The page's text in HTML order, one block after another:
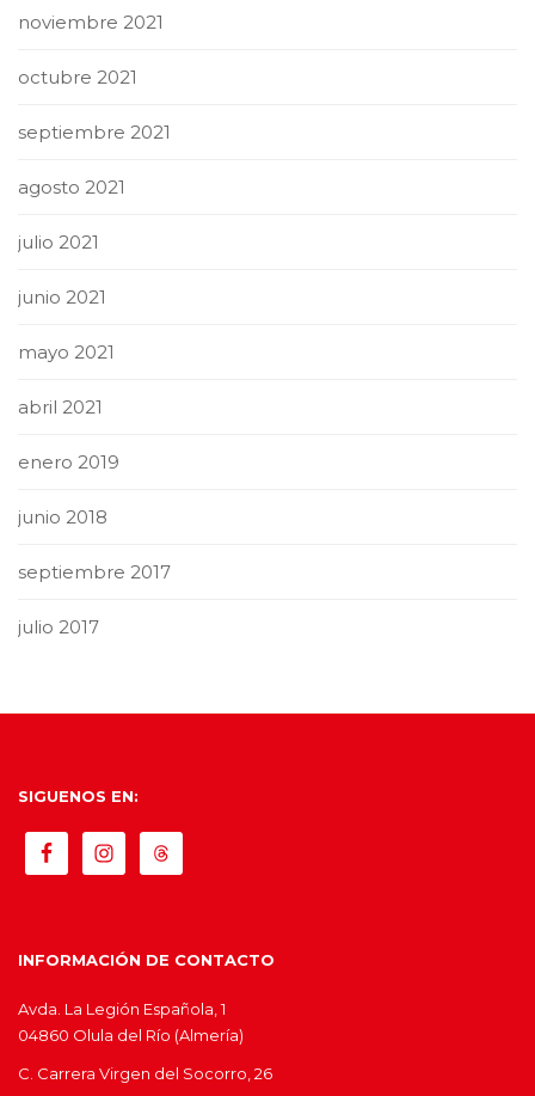
noviembre 2021
octubre 2021
septiembre 2021
agosto 2021
julio 2021
junio 2021
mayo 2021
abril 2021
enero 2019
junio 2018
septiembre 2017
julio 2017
SIGUENOS EN:
INFORMACIÓN DE CONTACTO
Avda. La Legión Española, 1
04860 Olula del Río (Almería)
C. Carrera Virgen del Socorro, 26